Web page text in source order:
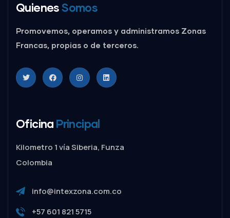
QuienesSomos
Promovemos, operamos y administramos Zonas
Francas, propias o de terceros.
Oficina Principal
Kilometro 1 vía Siberia, Funza
Colombia
info@intexzona.com.co
+57 601 821 5715